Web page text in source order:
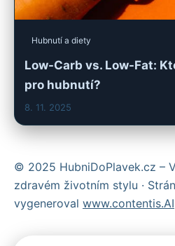
Hubnutí a diety
Low-Carb vs. Low-Fat:
pro hubnutí?
8. 11. 2025
© 2025 HubniDoPlavek.cz –
zdravém životním stylu ·
vygeneroval www.contentis.AI